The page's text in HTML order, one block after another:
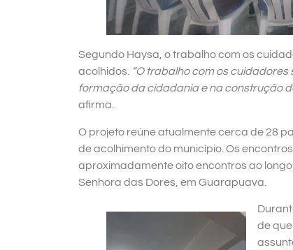
Segundo Haysa, o trabalho com os
acolhidos.
“O trabalho com os
formação da cidadania e na construção
afirma.
O projeto reúne atualmente cerca de 28
de acolhimento do município. Os
aproximadamente oito encontros ao
Senhora das Dores, em Guarapuava.
de